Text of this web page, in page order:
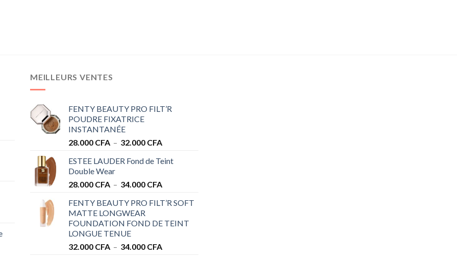
MEILLEURS VENTES
FENTY BEAUTY PRO FILT’R
POUDRE FIXATRICE
INSTANTANÉE
28.000 CFA – 32.000 CFAPlage
prix :
à
ESTEE LAUDER Fond de Teint
Double Wear
28.000 CFA – 34.000 CFAPlage
prix :
à
FENTY BEAUTY PRO FILT’R SOFT
MATTE LONGWEAR
FOUNDATION FOND DE TEINT
LONGUE TENUE
32.000 CFA – 34.000 CFAPlage